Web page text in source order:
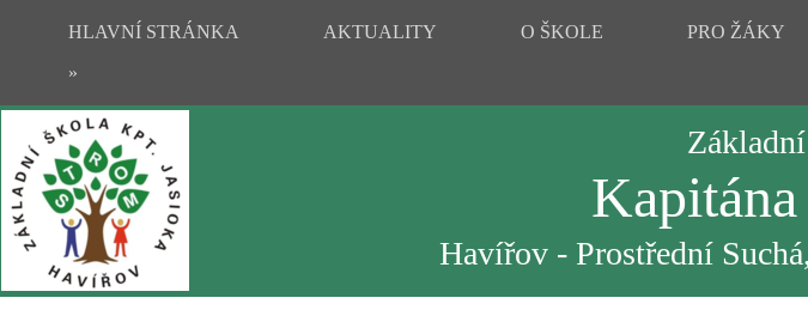
HLAVNÍ STRÁNKA AKTUALITY O ŠKOLE PRO ŽÁKY
»
Havířov - Prostřední